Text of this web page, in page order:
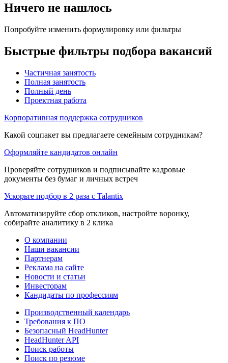
Ничего не нашлось
Попробуйте изменить формулировку или фильтры
Быстрые фильтры подбора вакансий
Частичная занятость
Полная занятость
Полный день
Проектная работа
Корпоративная поддержка сотрудников
Какой соцпакет вы предлагаете семейным сотрудникам?
Оформляйте кандидатов онлайн
Проверяйте сотрудников и подписывайте кадровые
документы без бумаг и личных встреч
Ускорьте подбор в 2 раза с Talantix
Автоматизируйте сбор откликов, настройте воронку,
собирайте аналитику в 2 клика
О компании
Наши вакансии
Партнерам
Реклама на сайте
Новости и статьи
Инвесторам
Кандидаты по профессиям
Производственный календарь
Требования к ПО
Безопасный HeadHunter
HeadHunter API
Поиск работы
Поиск по резюме